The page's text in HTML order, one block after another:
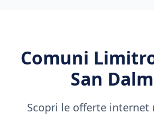
Comuni
San
Scopri le offerte internet